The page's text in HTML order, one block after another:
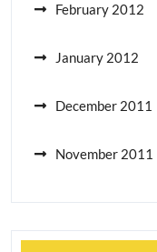
February 2012
January 2012
December 2011
November 2011